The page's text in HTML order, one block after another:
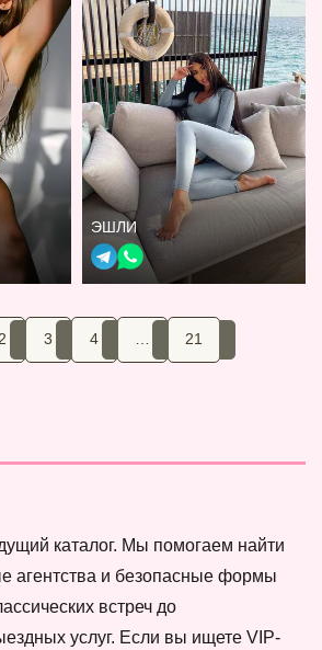
ЭШЛИ
2 3 4 21
каталог. Мы помогаем найти
агентства и безопасные формы
встреч до
услуг. Если вы ищете VIP-